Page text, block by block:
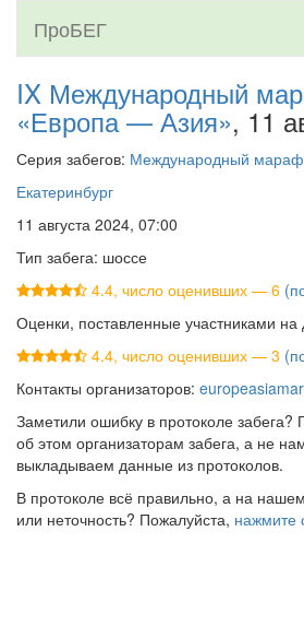
ПроБЕГ
IX Международный
«Европа — Азия», 11
Серия забегов: Международный
Екатеринбург
11 августа 2024, 07:00
Тип забега: шоссе
4.4, число оценивших — 6
Оценки, поставленные участниками на
4.4, число оценивших — 3
Контакты организаторов:
Заметили ошибку в протоколе
об этом организаторам забега, а не
выкладываем данные из протоколов.
В протоколе всё правильно, а на
или неточность? Пожалуйста, нажмите